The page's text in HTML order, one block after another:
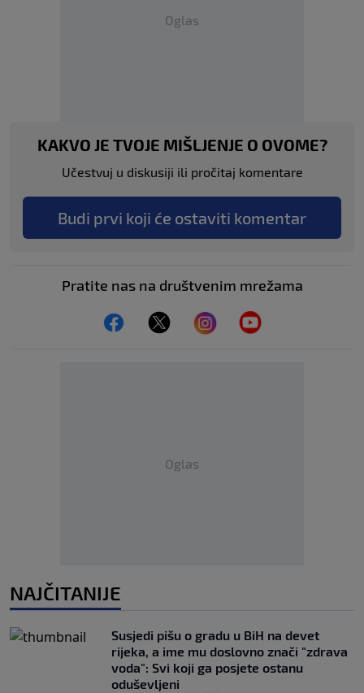
Oglas
KAKVO JE TVOJE MIŠLJENJE O OVOME?
Učestvuj u diskusiji ili pročitaj komentare
Budi prvi koji će ostaviti komentar
Pratite nas na društvenim mrežama
Oglas
NAJČITANIJE
Susjedi pišu o gradu u BiH na devet
rijeka, a ime mu doslovno znači "zdrava
voda": Svi koji ga posjete ostanu
oduševljeni